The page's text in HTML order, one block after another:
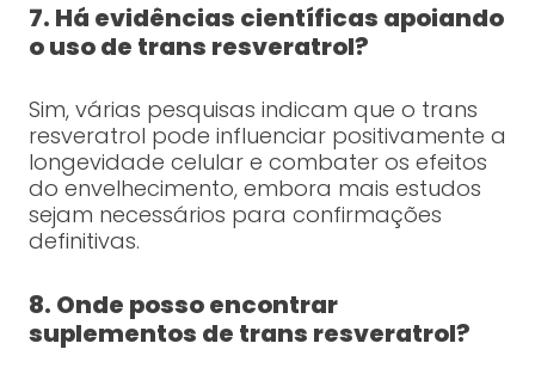
7. Há evidências científicas apoiando
o uso de trans resveratrol?
Sim, várias pesquisas indicam que o trans
resveratrol pode influenciar positivamente a
longevidade celular e combater os efeitos
do envelhecimento, embora mais estudos
sejam necessários para confirmações
definitivas.
8. Onde posso encontrar
suplementos de trans resveratrol?